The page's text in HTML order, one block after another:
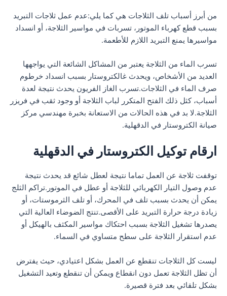
من أبرز أسباب تلف الثلاجات هي كما يلي:عدم عمل ثلاجات التبريد
بسبب قطع كهرباء الموتور، تسربات في مواسير الثلاجة، أو انسداد
مواسيرها يمنع التبريد اللازم للأطعمة.
تسرب الماء من الثلاجة يعتبر من المشاكل الشائعة التي يواجهها
العديد من الأشخاص، ويحدث غالكتروستار بسبب انسداد خرطوم
صرف الماء في الثلاجات.تسرب الغاز الفريون يحدث نتيجة لعدة
أسباب، كثل ذلك الفتح المتكرر لباب الثلاجة أو وجود ثقب في فريزر
الثلاجة.لا بد في هذه الحالات من الاستعانة بخبرة مهندسي مركز
صيانة الكتروستار في الدقهلية.
ارقام توكيل الكتروستار في الدقهلية
توقفت ثلاجة عن العمل تماما نتيجة لعطل شائع قد يحدث نتيجة
عدم وصول التيار الكهربائي للثلاجة أو عطل في الموتور.تراكم الثلج
يمكن أن يحدث بسبب تلف في المحرك، أو تلف الثرموستات، أو
زيادة درجة حرارة التبريد على الأقصى.تنتج الضوضاء العالية التي
يصدرها تشغيل الثلاجة بسبب احتكاك مواسير المكثف بالهيكل أو
عدم استقرار الثلاجة على سطح متساوي في السماء.
ليست كل الثلاجات تنقطع عن العمل بشكل اعتيادي، حيث يفترض
أن تظل الثلاجة تعمل دون انقطاع ويمكن أن تنقطع وتعيد التشغيل
بشكل تلقائي بعد فترة قصيرة.